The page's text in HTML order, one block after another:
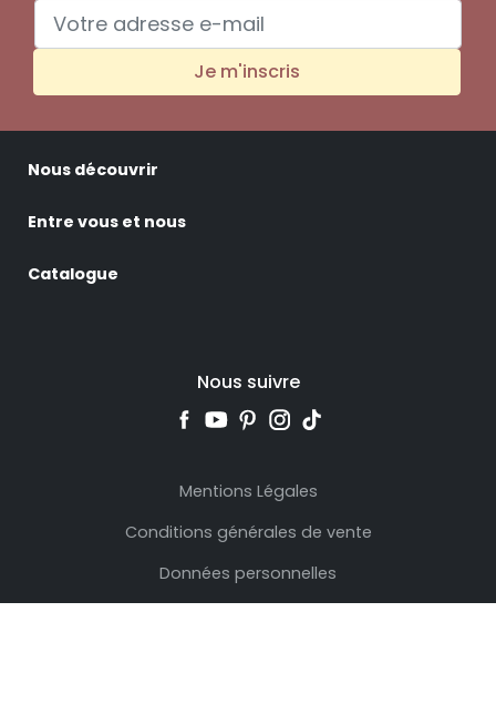
Je m'inscris
Nous découvrir
Entre vous et nous
Catalogue
Nous suivre
Mentions Légales
Conditions générales de vente
Données personnelles